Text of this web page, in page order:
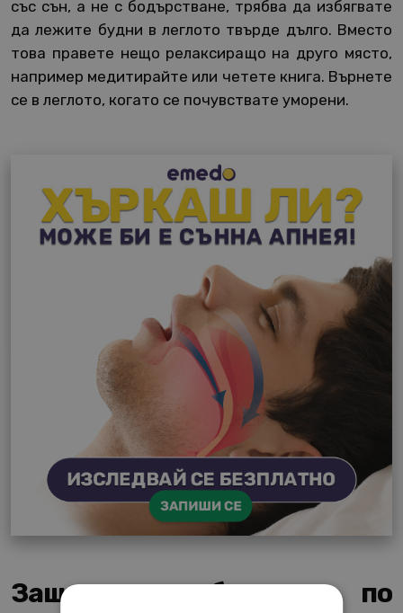
със сън, а не с бодърстване, трябва да избягвате
да лежите будни в леглото твърде дълго. Вместо
това правете нещо релаксиращо на друго място,
например медитирайте или четете книга. Върнете
се в леглото, когато се почувствате уморени.
Защо се събуждате по